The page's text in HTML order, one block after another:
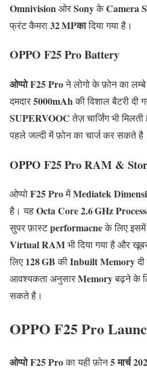
Omnivision ओरSonyकेCamera
फ्रंट कैमरा32 MPकादिया गया है।
OPPO F25 Pro Battery
ओप्पो F25 Proने लोगो के फ़ोन का
दमदार5000mAhकी विशाल बैटरी दी
SUPERVOOCतेज़ चार्जिंग भी
पहले जल्दी में फ़ोन का चार्ज कर सकते है।
OPPO F25 Pro RAM &
ओप्पोF25 ProमेंMediatek
है। यहOcta Core 2.6 GHz
सुपर फ़ास्टperformacneके लिए इसमें
Virtual RAMभी दिया गया है और
लिए 128 GBकीInbuilt Memory
आवश्यकता अनुसारMemoryबढ़ने के
सकते है।
OPPO F25 Pro
ओप्पो F25 Proका यही फ़ोन5 मार्च